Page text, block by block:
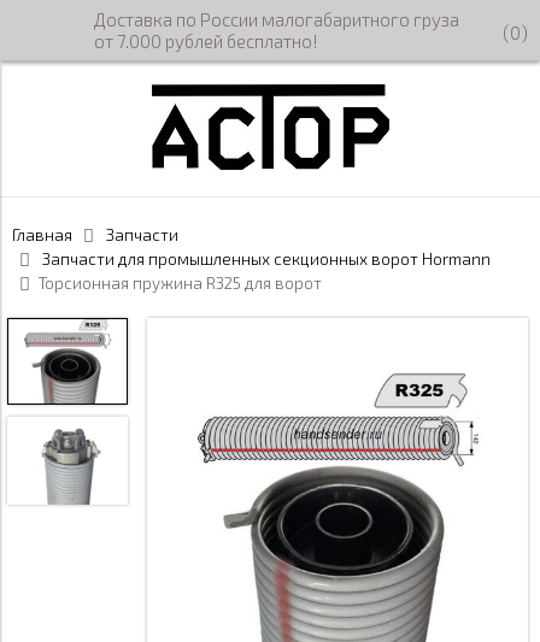
Доставка по России малогабаритного груза
от 7.000 рублей бесплатно!
(0)
Главная
Запчасти
Запчасти для промышленных секционных ворот Hormann
Торсионная пружина R325 для ворот